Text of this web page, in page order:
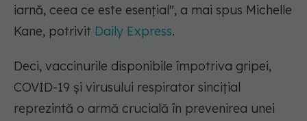
iarnă, ceea ce este esențial", a mai spus Michelle
Kane, potrivit Daily Express.
Deci, vaccinurile disponibile împotriva gripei,
COVID-19 și virusului respirator sincițial
reprezintă o armă crucială în prevenirea unei